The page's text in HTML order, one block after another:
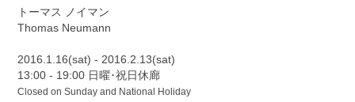
トーマス ノイマン
Thomas Neumann
2016.1.16(sat) - 2016.2.13(sat)
13:00 - 19:00 日曜･祝日休廊
Closed on Sunday and National Holiday